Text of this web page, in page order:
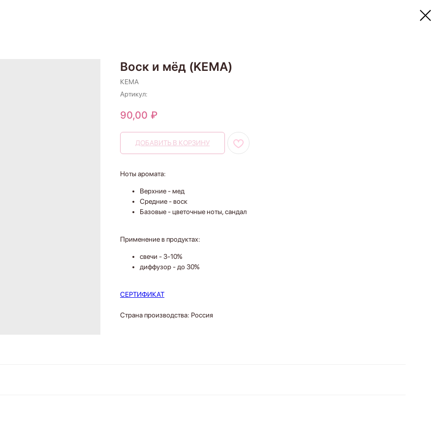
Воск и мёд (KEMA)
КЕМА
Артикул:
90,00 ₽
ДОБАВИТЬ В КОРЗИНУ
Ноты аромата:
Верхние - мед
Средние - воск
Базовые - цветочные ноты, сандал
Применение в продуктах:
свечи - 3-10%
диффузор - до 30%
СЕРТИФИКАТ
Страна производства: Россия